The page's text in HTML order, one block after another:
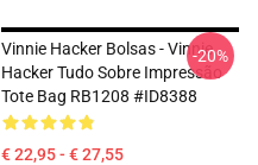
Vinnie Hacker Bolsas - Vinnie
Hacker Tudo Sobre Impressão
Tote Bag RB1208 #ID8388
€ 22,95 - € 27,55
-20%